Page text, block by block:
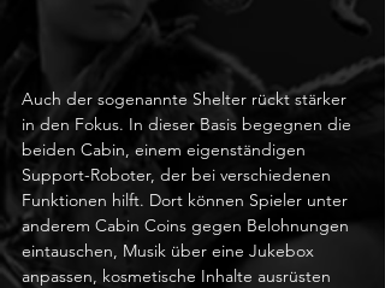
Auch der sogenannte Shelter rückt stärker
in den Fokus. In dieser Basis begegnen die
beiden Cabin, einem eigenständigen
Support-Roboter, der bei verschiedenen
Funktionen hilft. Dort können Spieler unter
anderem Cabin Coins gegen Belohnungen
eintauschen, Musik über eine Jukebox
anpassen, kosmetische Inhalte ausrüsten